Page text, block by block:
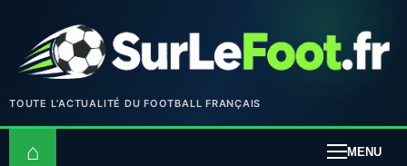
TOUTE L’ACTUALITÉ DU FOOTBALL FRANÇAIS
⌂ MENU